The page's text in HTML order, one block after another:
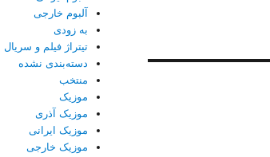
آلبوم خارجی
به زودی
تیتراژ فیلم و سریال
دسته‌بندی نشده
منتخب
موزیک
موزیک آذری
موزیک ایرانی
موزیک خارجی